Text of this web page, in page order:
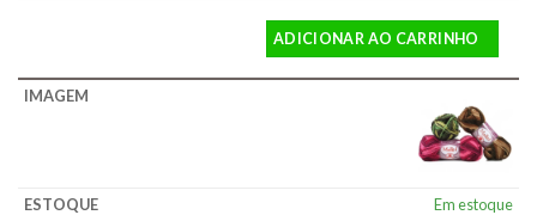
ADICIONAR AO CARRINHO
Em estoque